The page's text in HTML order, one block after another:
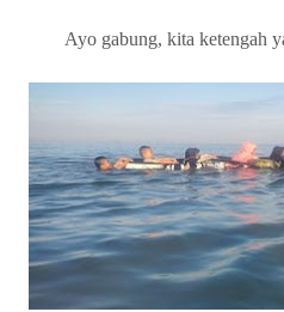
Ayo gabung, kita ketengah